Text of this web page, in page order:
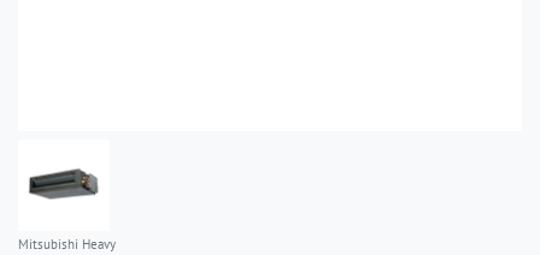
Mitsubishi Heavy